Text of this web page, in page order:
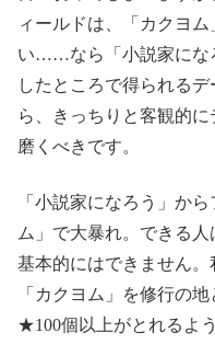
ィールドは、「カクヨ
い……なら「小説家にな
したところで得られる
ら、きっちりと客観的
磨くべきです。
「小説家になろう」か
ム」で大暴れ。できる人
基本的にはできません。
「カクヨム」を修行の
★100個以上がとれるよ